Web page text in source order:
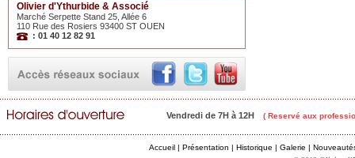
Olivier d'Ythurbide & Associé
Marché Serpette Stand 25, Allée 6
110 Rue des Rosiers 93400 ST OUEN
: 01 40 12 82 91
Vendredi de 7H à 12H ( Reservé aux
Accueil | Présentation | Historique | Galerie |